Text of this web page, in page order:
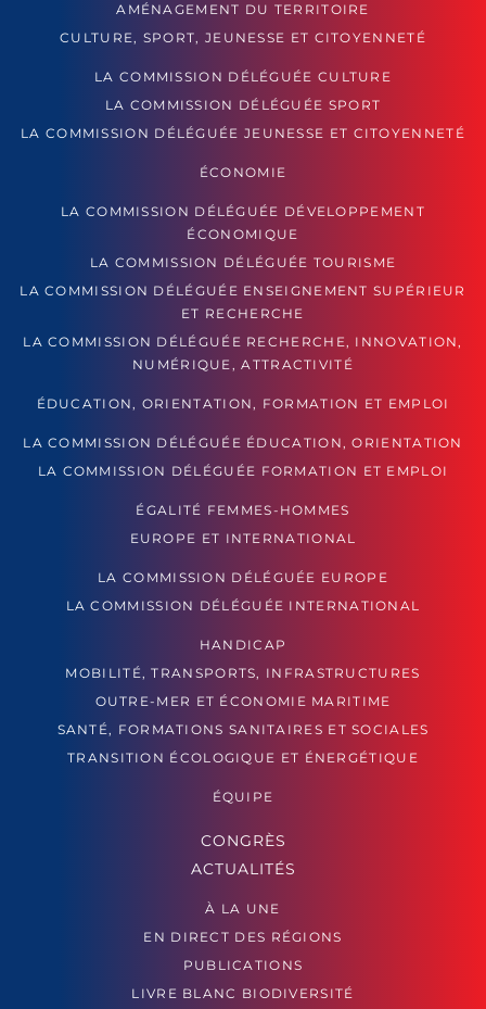
AMÉNAGEMENT DU TERRITOIRE
CULTURE, SPORT, JEUNESSE ET CITOYENNETÉ
LA COMMISSION DÉLÉGUÉE CULTURE
LA COMMISSION DÉLÉGUÉE SPORT
LA COMMISSION DÉLÉGUÉE JEUNESSE ET CITOYENNETÉ
ÉCONOMIE
LA COMMISSION DÉLÉGUÉE DÉVELOPPEMENT
ÉCONOMIQUE
LA COMMISSION DÉLÉGUÉE TOURISME
LA COMMISSION DÉLÉGUÉE ENSEIGNEMENT SUPÉRIEUR
ET RECHERCHE
LA COMMISSION DÉLÉGUÉE RECHERCHE, INNOVATION,
NUMÉRIQUE, ATTRACTIVITÉ
ÉDUCATION, ORIENTATION, FORMATION ET EMPLOI
LA COMMISSION DÉLÉGUÉE ÉDUCATION, ORIENTATION
LA COMMISSION DÉLÉGUÉE FORMATION ET EMPLOI
ÉGALITÉ FEMMES-HOMMES
EUROPE ET INTERNATIONAL
LA COMMISSION DÉLÉGUÉE EUROPE
LA COMMISSION DÉLÉGUÉE INTERNATIONAL
HANDICAP
MOBILITÉ, TRANSPORTS, INFRASTRUCTURES
OUTRE-MER ET ÉCONOMIE MARITIME
SANTÉ, FORMATIONS SANITAIRES ET SOCIALES
TRANSITION ÉCOLOGIQUE ET ÉNERGÉTIQUE
ÉQUIPE
CONGRÈS
ACTUALITÉS
À LA UNE
EN DIRECT DES RÉGIONS
PUBLICATIONS
LIVRE BLANC BIODIVERSITÉ